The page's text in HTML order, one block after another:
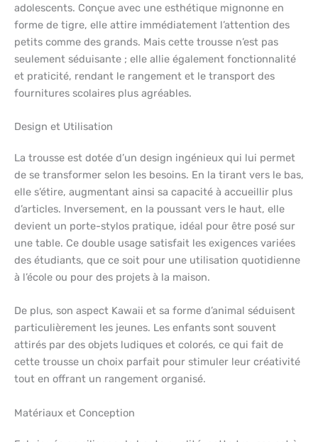
adolescents. Conçue avec une esthétique mignonne en
forme de tigre, elle attire immédiatement l’attention des
petits comme des grands. Mais cette trousse n’est pas
seulement séduisante ; elle allie également fonctionnalité
et praticité, rendant le rangement et le transport des
fournitures scolaires plus agréables.
Design et Utilisation
La trousse est dotée d’un design ingénieux qui lui permet
de se transformer selon les besoins. En la tirant vers le bas,
elle s’étire, augmentant ainsi sa capacité à accueillir plus
d’articles. Inversement, en la poussant vers le haut, elle
devient un porte-stylos pratique, idéal pour être posé sur
une table. Ce double usage satisfait les exigences variées
des étudiants, que ce soit pour une utilisation quotidienne
à l’école ou pour des projets à la maison.
De plus, son aspect Kawaii et sa forme d’animal séduisent
particulièrement les jeunes. Les enfants sont souvent
attirés par des objets ludiques et colorés, ce qui fait de
cette trousse un choix parfait pour stimuler leur créativité
tout en offrant un rangement organisé.
Matériaux et Conception